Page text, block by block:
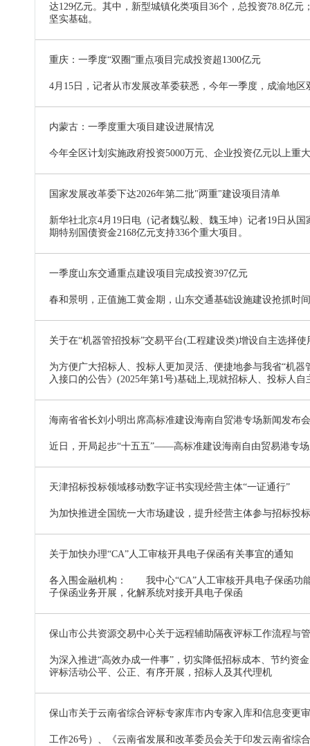
达129亿元。其中，新型城镇化类项目36个，总投资78.8亿
坚实基础。
重庆：一季度“双圈”重点项目完成投资超1300亿元
4月15日，记者从市发展改革委获悉，今年一季度，成渝地
内蒙古：一季度重大项目建设进展情况
今年全区计划实施政府投资5000万元、企业投资亿元以上重
国家发展改革委下达2026年第二批"两重"建设项目清单
新华社北京4月19日电（记者魏弘毅、魏玉坤）记者19日从
期特别国债资金2168亿元支持336个重大项目。
一季度山东交通重点建设项目完成投资397亿元
春和景明，正值施工黄金期，山东交通基础设施建设抢抓时
关于在“机器管招投标”交易平台(工程建设类)增设自主选择
为方便广大招标人、投标人更加灵活、便捷地参与我省“机
入接口的公告》(2025年第1号)基础上,现就招标人、投标人
海南省省长刘小明出席高标准建设海南自贸港专场新闻发布
近日，开局起步“十五五”——高标准建设海南自由贸易港专
天津招标投标领域移动数字证书实现经营主体“一证通行”
为加快推进全国统一大市场建设，提升经营主体参与招标投
关于加快办理“CA”人工审核开具电子保函有关事宜的通知
各入围金融机构： 我中心“CA”人工审核开具电子保函功
子保函业务开展，化解系统对接开具电子保函
保山市公共资源交易中心关于远程辅助隔夜评标工作流程与
为深入推进“高效办成一件事”，切实降低招标成本、节约资
评标活动公平、公正、有序开展，招标人及其代理机
保山市关于云南省综合评标专家库市内专家入库和信息变更
工作26号）、《云南省发展和改革委员会关于印发云南省综